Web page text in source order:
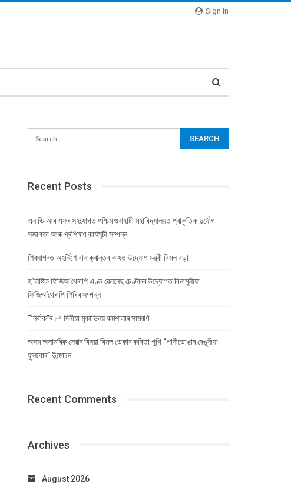
Sign In
Recent Posts
এন ডি আৰ এফৰ সহযোগত পশ্চিম গুৱাহাটী মহাবিদ্যালয়ত প্ৰাকৃতিক দুৰ্যোগ
সজাগতা আৰু প্ৰশিক্ষণ কাৰ্যসূচী সম্পন্ন
শিৱসাগৰত অহৰ্নিশে বানাক্ৰান্তৰ কাষত উদ্যোগ মন্ত্রী বিমল বড়া
হ’লিষ্টিক ফিজিঅ’থেৰাপি এণ্ড ৱেলনেছ চেণ্টাৰৰ উদ্যোগত বিনামূলীয়া
ফিজিঅ’থেৰাপি শিবিৰ সম্পন্ন
“নিৰ্বাক”ৰ ১৭ দিনীয়া মূকাভিনয় কৰ্মশালাৰ সামৰণি
অসম অসামৰিক সেৱাৰ বিষয়া বিমল ডেকাৰ কবিতা পুথি “পানীডোঙাৰ বেঙুনীয়া
ফুলবোৰ” উন্মোচন
Recent Comments
Archives
August 2026